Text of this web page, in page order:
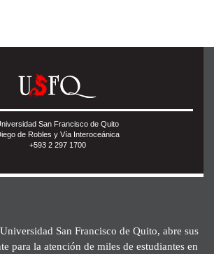
San Francisco de Quito
de Robles y Vía Interoceánica
+593 2 297 1700
San Francisco de Quito, abre sus
para la atención de miles de estudiantes en